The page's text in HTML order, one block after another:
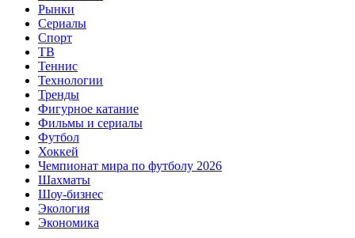
Рынки
Сериалы
Спорт
ТВ
Теннис
Технологии
Тренды
Фигурное катание
Фильмы и сериалы
Футбол
Хоккей
Чемпионат мира по футболу 2026
Шахматы
Шоу-бизнес
Экология
Экономика